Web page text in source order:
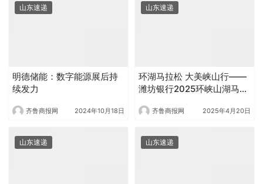
山东速递
明德储能：数字能源展后持
续发力
齐鲁商报网 2024年10月18日
山东速递
环湖马拉松 大美峡山行——
潍坊银行2025环峡山湖马拉
齐鲁商报网 2025年4月20日
山东速递 山东速递